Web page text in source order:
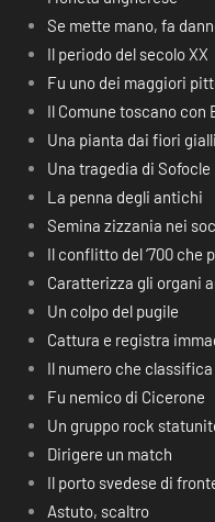
Se mette mano, fa
Il periodo del secolo XX
Fu uno dei maggiori
Il Comune toscano con
Una pianta dai fiori
Una tragedia di Sofocle
La penna degli antichi
Semina zizzania nei
Il conflitto del ‘700 che
Caratterizza gli organi
Un colpo del pugile
Cattura e registra
Il numero che
Fu nemico di Cicerone
Un gruppo rock
Dirigere un match
Il porto svedese di
Astuto, scaltro